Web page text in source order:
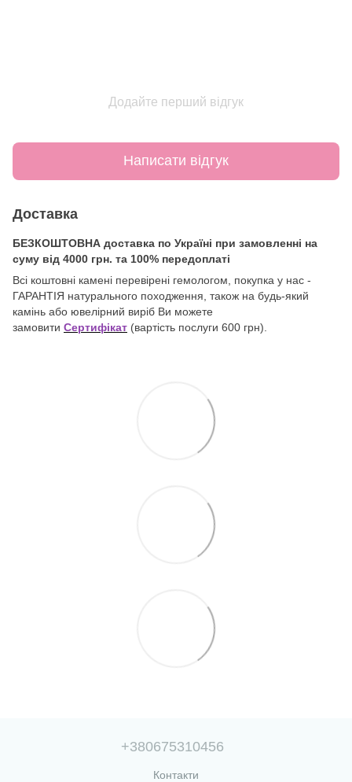
Додайте перший відгук
Написати відгук
Доставка
БЕЗКОШТОВНА доставка по Україні при замовленні на
суму від 4000 грн. та 100% передоплаті
Всі коштовні камені перевірені гемологом, покупка у нас -
ГАРАНТІЯ натурального походження, також на будь-який
камінь або ювелірний виріб Ви можете
замовити Сертифікат (вартість послуги 600 грн).
+380675310456
Контакти